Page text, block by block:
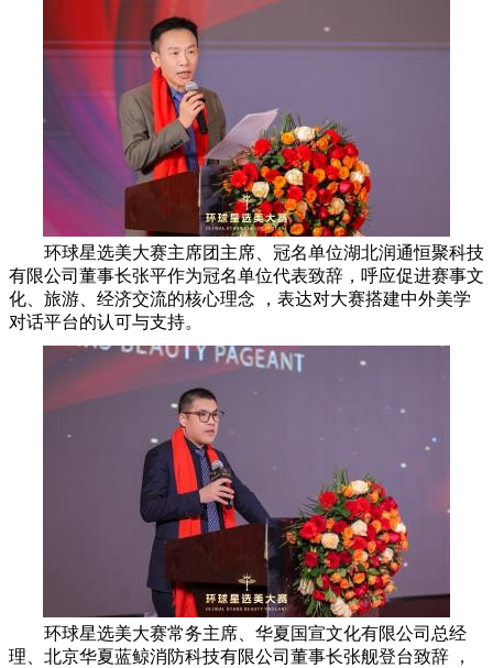
环球星选美大赛主席团主席、冠名单位湖北润通恒聚科技
有限公司董事长张平作为冠名单位代表致辞，呼应促进赛事文
化、旅游、经济交流的核心理念 ，表达对大赛搭建中外美学
对话平台的认可与支持。
环球星选美大赛常务主席、华夏国宣文化有限公司总经
理、北京华夏蓝鲸消防科技有限公司董事长张舰登台致辞 ，